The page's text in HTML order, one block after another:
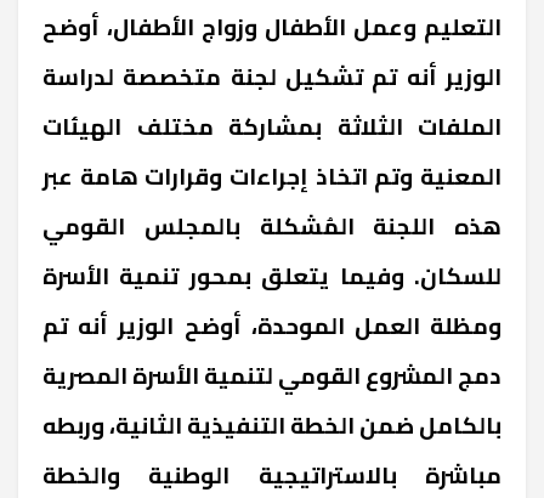
التعليم وعمل الأطفال وزواج الأطفال، أوضح
الوزير أنه تم تشكيل لجنة متخصصة لدراسة
الملفات الثلاثة بمشاركة مختلف الهيئات
المعنية وتم اتخاذ إجراءات وقرارات هامة عبر
هذه اللجنة المُشكلة بالمجلس القومي
للسكان. وفيما يتعلق بمحور تنمية الأسرة
ومظلة العمل الموحدة، أوضح الوزير أنه تم
دمج المشروع القومي لتنمية الأسرة المصرية
بالكامل ضمن الخطة التنفيذية الثانية، وربطه
مباشرة بالاستراتيجية الوطنية والخطة